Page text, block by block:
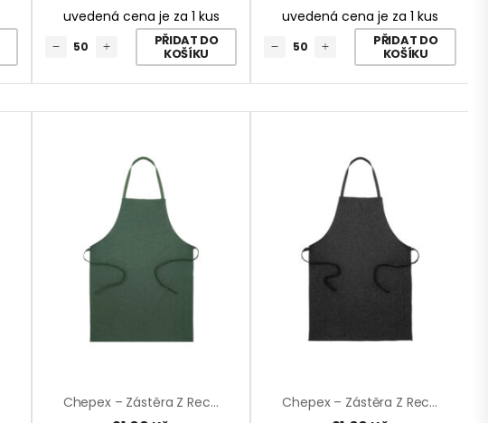
uvedená cena je za 1 kus
PŘIDAT DO
KOŠÍKU
uvedená cena je za 1 kus
PŘIDAT DO
KOŠÍKU
Chepex – Zástěra Z Recyklované Bavlny Chepex – Zástěra Z Recyklované Bavlny